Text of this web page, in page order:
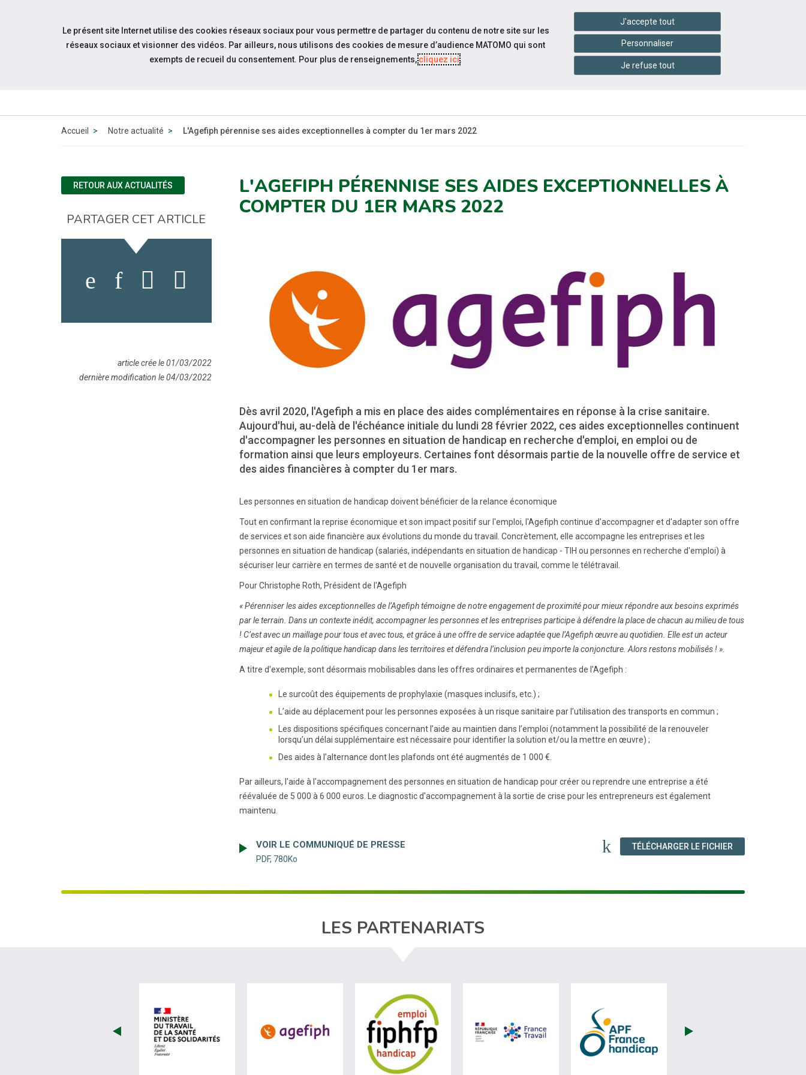
Aller au contenu
Accessibilité handshake Services en ligne
QUI SOMMES-
ESPACE
ÉVÉNEMENTS
PRATIQUES
Accueil Notre actualité L'Agefiph pérennise ses aides exceptionnelles à compter du 1er mars 2022
L'AGEFIPH PÉRENNISE SES AIDES EXCEPTIONNELLES À
COMPTER DU 1ER MARS 2022
Dès avril 2020, l'Agefiph a mis en place des aides complémentaires en réponse à la crise sanitaire.
Aujourd'hui, au-delà de l'échéance initiale du lundi 28 février 2022, ces aides exceptionnelles continuent
d'accompagner les personnes en situation de handicap en recherche d'emploi, en emploi ou de
formation ainsi que leurs employeurs. Certaines font désormais partie de la nouvelle offre de service et
des aides financières à compter du 1er mars.
Les personnes en situation de handicap doivent bénéficier de la relance économique
Tout en confirmant la reprise économique et son impact positif sur l'emploi, l'Agefiph continue d'accompagner et d'adapter son offre
de services et son aide financière aux évolutions du monde du travail. Concrètement, elle accompagne les entreprises et les
personnes en situation de handicap (salariés, indépendants en situation de handicap - TIH ou personnes en recherche d'emploi) à
sécuriser leur carrière en termes de santé et de nouvelle organisation du travail, comme le télétravail.
Pour Christophe Roth, Président de l'Agefiph
« Pérenniser les aides exceptionnelles de l’Agefiph témoigne de notre engagement de proximité pour mieux répondre aux besoins exprimés
par le terrain. Dans un contexte inédit, accompagner les personnes et les entreprises participe à défendre la place de chacun au milieu de tous
! C’est avec un maillage pour tous et avec tous, et grâce à une offre de service adaptée que l’Agefiph œuvre au quotidien. Elle est un acteur
majeur et agile de la politique handicap dans les territoires et défendra l’inclusion peu importe la conjoncture. Alors restons mobilisés ! ».
A titre d'exemple, sont désormais mobilisables dans les offres ordinaires et permanentes de l'Agefiph :
Le surcoût des équipements de prophylaxie (masques inclusifs, etc.) ;
L’aide au déplacement pour les personnes exposées à un risque sanitaire par l’utilisation des transports en commun ;
Les dispositions spécifiques concernant l’aide au maintien dans l’emploi (notamment la possibilité de la renouveler
lorsqu’un délai supplémentaire est nécessaire pour identifier la solution et/ou la mettre en œuvre) ;
Des aides à l’alternance dont les plafonds ont été augmentés de 1 000 €.
Par ailleurs, l'aide à l'accompagnement des personnes en situation de handicap pour créer ou reprendre une entreprise a été
réévaluée de 5 000 à 6 000 euros. Le diagnostic d'accompagnement à la sortie de crise pour les entrepreneurs est également
maintenu.
VOIR LE COMMUNIQUÉ DE PRESSE
PDF, 780Ko
TÉLÉCHARGER LE FICHIER
RETOUR AUX ACTUALITÉS
PARTAGER CET ARTICLE
article crée le 01/03/2022
dernière modification le 04/03/2022
LES PARTENARIATS
visiter les site de Ministère du travail (nouvelle fenêtre)
visiter les site de Agefiph (nouvelle fenêtre)visiter les site de Fiphfp (nouvelle fenêtre)visiter les site de France Travail (nouvelle fenêtre)
visiter les site de APF (nouvelle
Le présent site Internet utilise des cookies réseaux sociaux pour vous permettre de partager du contenu de notre site sur les
réseaux sociaux et visionner des vidéos. Par ailleurs, nous utilisons des cookies de mesure d’audience MATOMO qui sont
exempts de recueil du consentement. Pour plus de renseignements,cliquez ici.
J'accepte tout
Personnaliser
Je refuse tout